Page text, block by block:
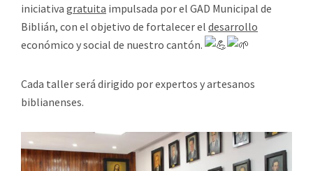
iniciativa gratuita impulsada por el GAD Municipal de
Biblián, con el objetivo de fortalecer el desarrollo
económico y social de nuestro cantón.
Cada taller será dirigido por expertos y artesanos
biblianenses.